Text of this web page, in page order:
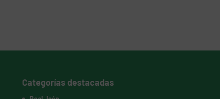
Categorías destacadas